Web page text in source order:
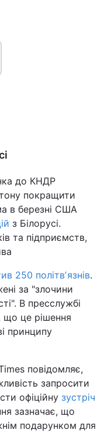
до КНДР
покращити
в березні США
з Білорусі.
та підприємств,
250 політвʼязнів.
за "злочини
В пресслужбі
що це рішення
принципу
повідомляє,
запросити
офіційну зустріч
зазначає, що
подарунком для